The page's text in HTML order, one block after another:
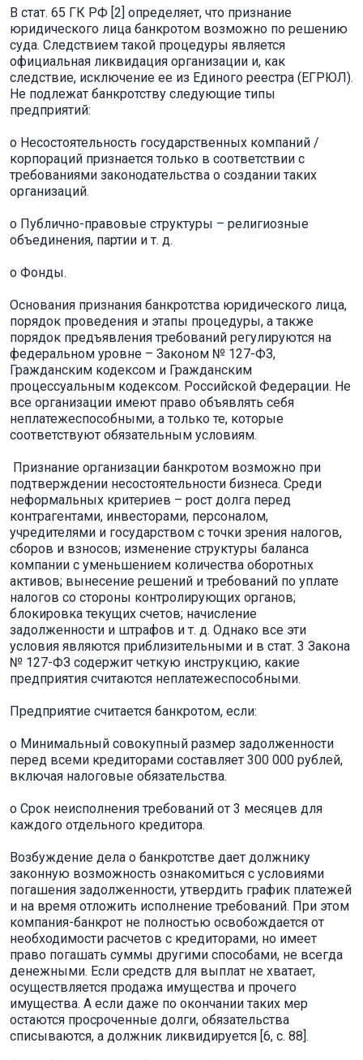
В стат. 65 ГК РФ [2] определяет, что признание
юридического лица банкротом возможно по решению
суда. Следствием такой процедуры является
официальная ликвидация организации и, как
следствие, исключение ее из Единого реестра (ЕГРЮЛ).
Не подлежат банкротству следующие типы
предприятий:
o Несостоятельность государственных компаний /
корпораций признается только в соответствии с
требованиями законодательства о создании таких
организаций.
o Публично-правовые структуры – религиозные
объединения, партии и т. д.
o Фонды.
Основания признания банкротства юридического лица,
порядок проведения и этапы процедуры, а также
порядок предъявления требований регулируются на
федеральном уровне – Законом № 127-ФЗ,
Гражданским кодексом и Гражданским
процессуальным кодексом. Российской Федерации. Не
все организации имеют право объявлять себя
неплатежеспособными, а только те, которые
соответствуют обязательным условиям.
Признание организации банкротом возможно при
подтверждении несостоятельности бизнеса. Среди
неформальных критериев – рост долга перед
контрагентами, инвесторами, персоналом,
учредителями и государством с точки зрения налогов,
сборов и взносов; изменение структуры баланса
компании с уменьшением количества оборотных
активов; вынесение решений и требований по уплате
налогов со стороны контролирующих органов;
блокировка текущих счетов; начисление
задолженности и штрафов и т. д. Однако все эти
условия являются приблизительными и в стат. 3 Закона
№ 127-ФЗ содержит четкую инструкцию, какие
предприятия считаются неплатежеспособными.
Предприятие считается банкротом, если:
o Минимальный совокупный размер задолженности
перед всеми кредиторами составляет 300 000 рублей,
включая налоговые обязательства.
o Срок неисполнения требований от 3 месяцев для
каждого отдельного кредитора.
Возбуждение дела о банкротстве дает должнику
законную возможность ознакомиться с условиями
погашения задолженности, утвердить график платежей
и на время отложить исполнение требований. При этом
компания-банкрот не полностью освобождается от
необходимости расчетов с кредиторами, но имеет
право погашать суммы другими способами, не всегда
денежными. Если средств для выплат не хватает,
осуществляется продажа имущества и прочего
имущества. А если даже по окончании таких мер
остаются просроченные долги, обязательства
списываются, а должник ликвидируется [6, c. 88].